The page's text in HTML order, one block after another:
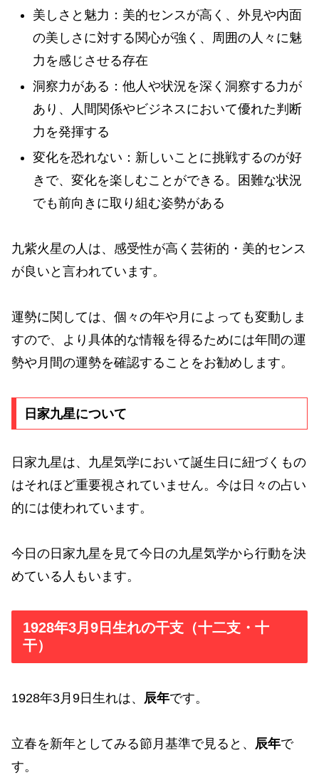
美しさと魅力：美的センスが高く、外見や内面
の美しさに対する関心が強く、周囲の人々に魅
力を感じさせる存在
洞察力がある：他人や状況を深く洞察する力が
あり、人間関係やビジネスにおいて優れた判断
力を発揮する
変化を恐れない：新しいことに挑戦するのが好
きで、変化を楽しむことができる。困難な状況
でも前向きに取り組む姿勢がある
九紫火星の人は、感受性が高く芸術的・美的センス
が良いと言われています。
運勢に関しては、個々の年や月によっても変動しま
すので、より具体的な情報を得るためには年間の運
勢や月間の運勢を確認することをお勧めします。
日家九星について
日家九星は、九星気学において誕生日に紐づくもの
はそれほど重要視されていません。今は日々の占い
的には使われています。
今日の日家九星を見て今日の九星気学から行動を決
めている人もいます。
1928年3月9日生れの干支（十二支・十
干）
1928年3月9日生れは、 辰年です。
立春を新年としてみる節月基準で見ると、 辰年で
す。